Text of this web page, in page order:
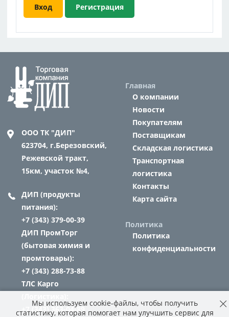
Вход Регистрация
ООО ТК "ДИП"
623704, г.Березовский,
Режевской тракт,
15км, участок №4,
ДИП (продукты
питания):
+7 (343) 379-00-39
ДИП ПромТорг
(бытовая химия и
промтовары):
+7 (343) 288-73-88
ТЛС Карго
+7 (343) 363-04-89
Главная
О компании
Новости
Покупателям
Поставщикам
Складская логистика
Транспортная
логистика
Контакты
Карта сайта
Политика
Политика
конфиденциальности
Мы используем cookie-файлы, чтобы получить
статистику, которая помогает нам улучшить сервис для